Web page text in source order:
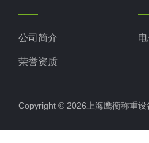
公司简介
荣誉资质
Copyright © 2026上海鹰衡称重